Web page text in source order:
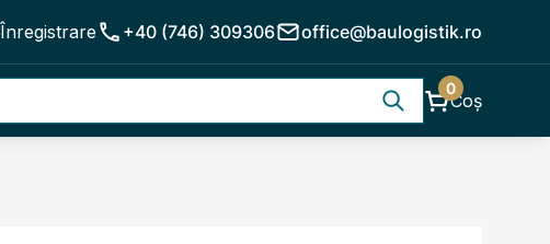
Înregistrare +40 (746) 309306 office@baulogistik.ro
0
Coș